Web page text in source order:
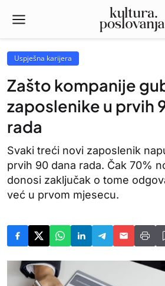
Uspješna karijera
Zašto kompanije
zaposlenike u prvih
rada
Svaki treći novi zaposlenik
prvih 90 dana rada. Čak 70%
donosi zaključak o tome
već u prvom mjesecu.